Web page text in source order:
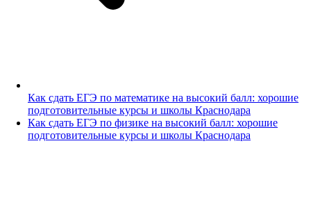
Как сдать ЕГЭ по математике на высокий балл: хорошие
подготовительные курсы и школы Краснодара
Как сдать ЕГЭ по физике на высокий балл: хорошие
подготовительные курсы и школы Краснодара